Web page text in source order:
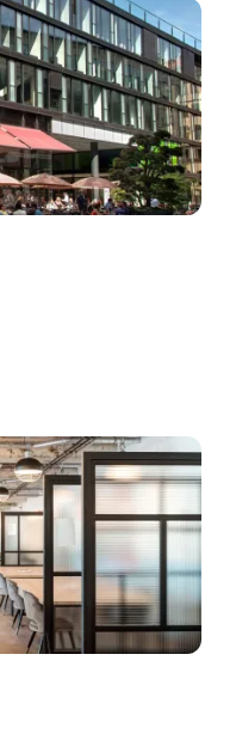
mismo para encontrar
empresa en Múnich.